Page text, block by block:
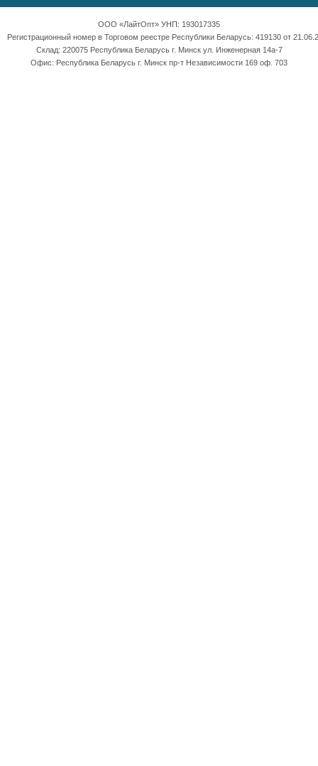
ООО «ЛайтОпт» УНП: 193017335
Регистрационный номер в Торговом реестре Республики Беларусь: 419130 от
Склад: 220075 Республика Беларусь г. Минск ул. Инженерная 14а-7
Офис: Республика Беларусь г. Минск пр-т Независимости 169 оф. 703